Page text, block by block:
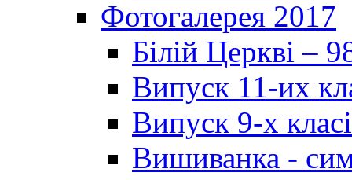
Фотогалерея 2017
Білій Церкві –
Випуск 11-их
Випуск 9-х
Вишиванка -